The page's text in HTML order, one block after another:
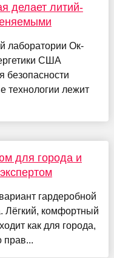
делает литий-
лаборатории Ок-
США
безопасности
технологии лежит
для города и
гардеробной
Лёгкий, комфортный
как для города,
прав...